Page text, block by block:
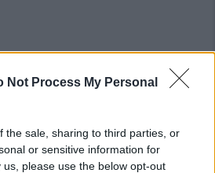
Not Process My Personal
the sale, sharing to third parties, or
or sensitive information for
please use the below opt-out